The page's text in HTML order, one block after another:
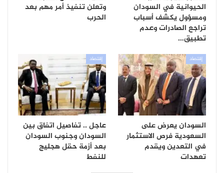
الحيوانية في السودان
ومسؤول يكشف أسباب
تراجع الصادرات وعدم
تطبيق…
وتعلن تنفيذ أمر مهم بعد
الحرب
إقتصاد
السودان يعرض على
السعودية فرص الاستثمار
في التعدين ويقدم
تعهدات
إقتصاد
عاجل .. تفاصيل اتفاق بين
السودان وجنوب السودان
بعد أزمة حقل هجليج
للنفط